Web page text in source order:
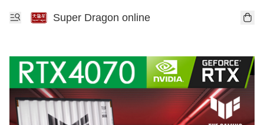
Super Dragon online